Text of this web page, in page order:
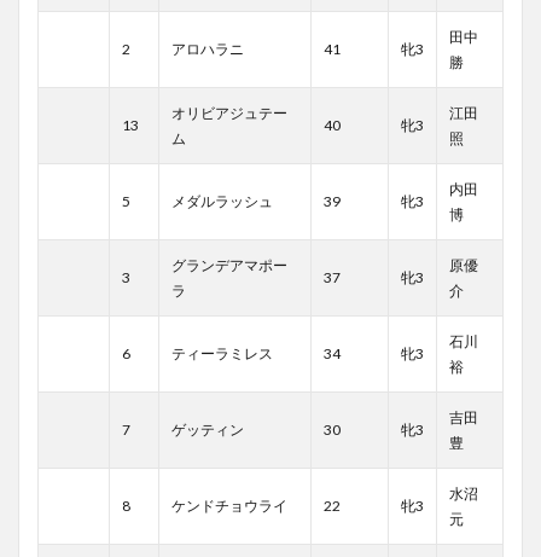
2 アロハラニ 41 牝3
田中
勝
13
オリビアジュテー
ム
40 牝3
江田
照
5 メダルラッシュ 39 牝3
内田
博
3
グランデアマポー
ラ
37 牝3
原優
介
6 ティーラミレス 34 牝3
石川
裕
7 ゲッティン 30 牝3
吉田
豊
8 ケンドチョウライ 22 牝3
水沼
元